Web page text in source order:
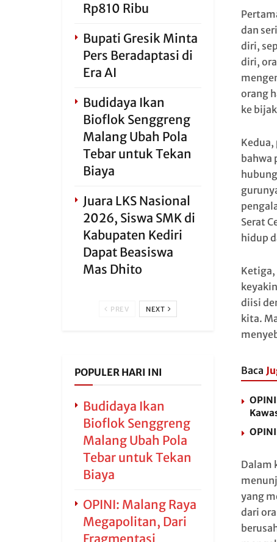
dan
diri,
diri,
orang
ke
bahwa
Serat
hidup
Ketiga,
diisi
kita.
Baca
Dalam
yang
dari
Rp810 Ribu
Bupati Gresik Minta
Pers Beradaptasi di
Era AI
Budidaya Ikan
Bioflok Senggreng
Malang Ubah Pola
Tebar untuk Tekan
Biaya
Juara LKS Nasional
2026, Siswa SMK di
Kabupaten Kediri
Dapat Beasiswa
Mas Dhito
PREV NEXT
POPULER HARI INI
Budidaya Ikan
Bioflok Senggreng
Malang Ubah Pola
Tebar untuk Tekan
Biaya
OPINI: Malang Raya
Megapolitan, Dari
Fragmentasi